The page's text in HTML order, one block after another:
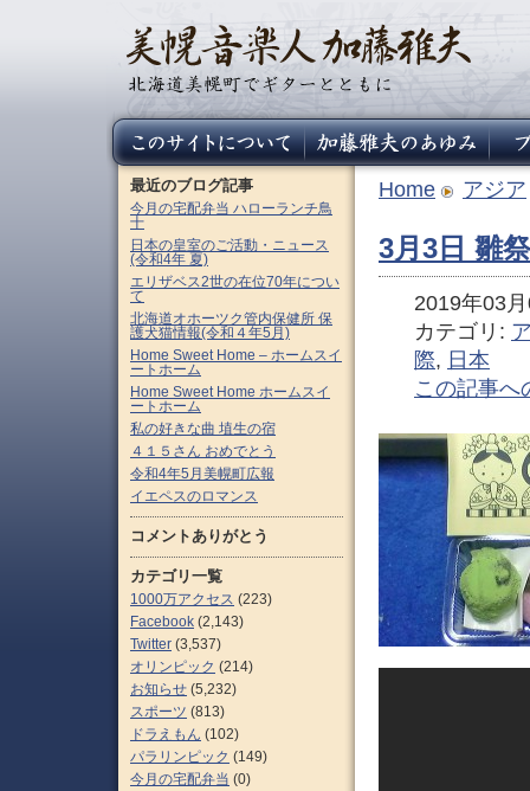
Home アジア
3月3日 雛
2019年03
カテゴリ:
際, 日本
この記事へ
最近のブログ記事
今月の宅配弁当 ハローランチ鳥
十
日本の皇室のご活動・ニュース
(令和4年 夏)
エリザベス2世の在位70年につい
て
北海道オホーツク管内保健所 保
護犬猫情報(令和４年5月)
Home Sweet Home – ホームスイ
ートホーム
Home Sweet Home ホームスイ
ートホーム
私の好きな曲 埴生の宿
４１５さん おめでとう
令和4年5月美幌町広報
イエペスのロマンス
コメントありがとう
カテゴリ一覧
1000万アクセス (223)
Facebook (2,143)
Twitter (3,537)
オリンピック (214)
お知らせ (5,232)
スポーツ (813)
ドラえもん (102)
パラリンピック (149)
今月の宅配弁当 (0)